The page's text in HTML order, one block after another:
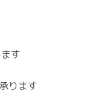
す
ります